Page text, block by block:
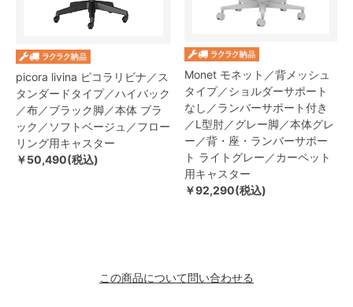
picora livina ピコラリビナ／ス
タンダードタイプ／ハイバック
／布／ブラック脚／本体 ブラ
ック／ソフトベージュ／フロー
リング用キャスター
￥50,490(税込)
Monet モネット／背メッシュ
タイプ／ショルダーサポート
なし／ランバーサポート付き
／L型肘／グレー脚／本体グレ
ー／背・座・ランバーサポー
ト ライトグレー／カーペット
用キャスター
￥92,290(税込)
この商品について問い合わせる